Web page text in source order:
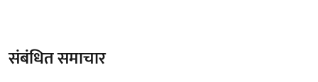
संबंधित समाचार